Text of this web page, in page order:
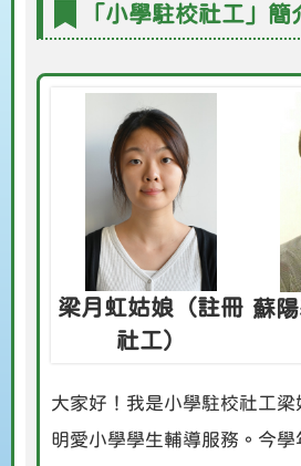
「小學駐校社工」簡
梁月虹姑娘（註冊
社工）
蘇
大家好！我是小學駐校社工
明愛小學學生輔導服務。今學